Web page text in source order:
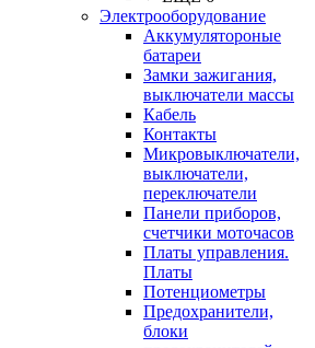
Электрооборудование
Аккумулятороные
батареи
Замки зажигания,
выключатели массы
Кабель
Контакты
Микровыключатели,
выключатели,
переключатели
Панели приборов,
счетчики моточасов
Платы управления.
Платы
Потенциометры
Предохранители,
блоки